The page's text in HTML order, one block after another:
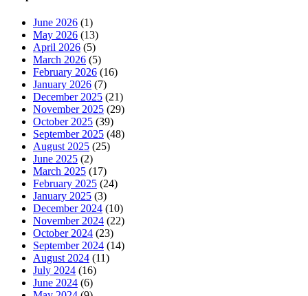
June 2026 (1)
May 2026 (13)
April 2026 (5)
March 2026 (5)
February 2026 (16)
January 2026 (7)
December 2025 (21)
November 2025 (29)
October 2025 (39)
September 2025 (48)
August 2025 (25)
June 2025 (2)
March 2025 (17)
February 2025 (24)
January 2025 (3)
December 2024 (10)
November 2024 (22)
October 2024 (23)
September 2024 (14)
August 2024 (11)
July 2024 (16)
June 2024 (6)